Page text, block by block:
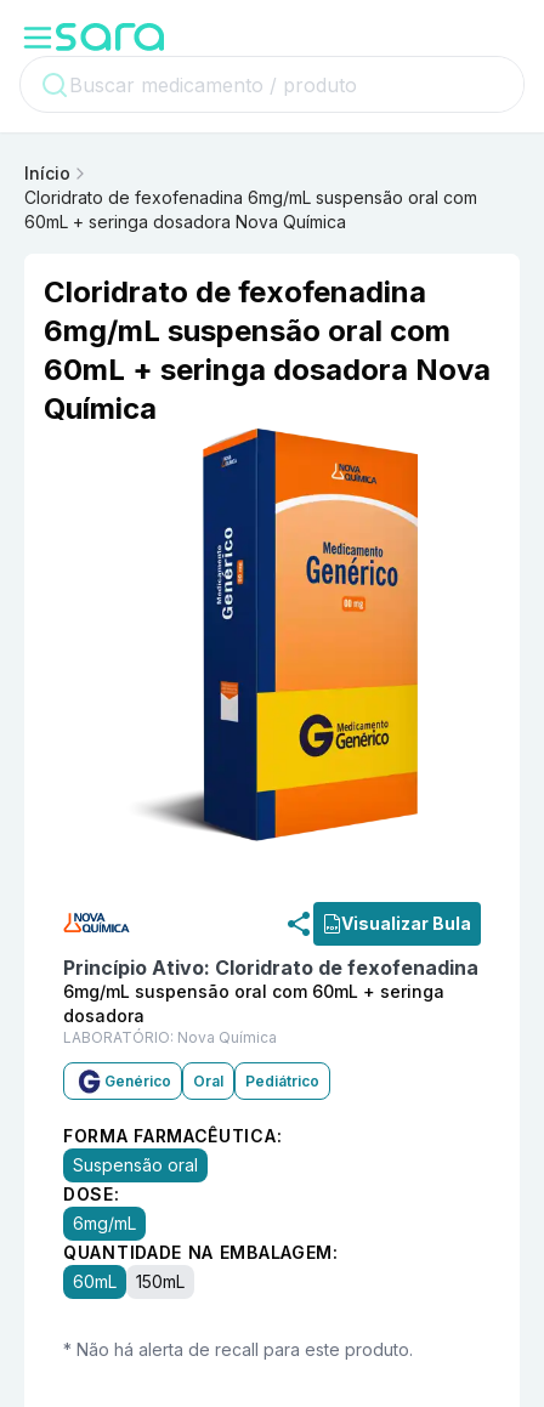
Início
Cloridrato de fexofenadina 6mg/mL suspensão oral com
60mL + seringa dosadora Nova Química
Cloridrato de fexofenadina
6mg/mL suspensão oral com
60mL + seringa dosadora Nova
Química
Visualizar Bula
Princípio Ativo: Cloridrato de fexofenadina
6mg/mL suspensão oral com 60mL + seringa
dosadora
LABORATÓRIO: Nova Química
Genérico Oral Pediátrico
FORMA FARMACÊUTICA:
Suspensão oral
DOSE:
6mg/mL
QUANTIDADE NA EMBALAGEM:
60mL
150mL
* Não há alerta de recall para este produto.